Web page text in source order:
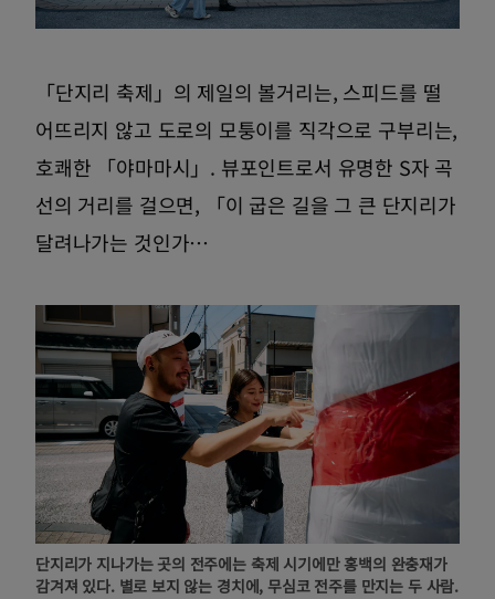
「단지리 축제」의 제일의 볼거리는, 스피드를 떨
어뜨리지 않고 도로의 모퉁이를 직각으로 구부리는,
호쾌한 「야마마시」. 뷰포인트로서 유명한 S자 곡
선의 거리를 걸으면, 「이 굽은 길을 그 큰 단지리가
달려나가는 것인가…
단지리가 지나가는 곳의 전주에는 축제 시기에만 홍백의 완충재가
감겨져 있다. 별로 보지 않는 경치에, 무심코 전주를 만지는 두 사람.